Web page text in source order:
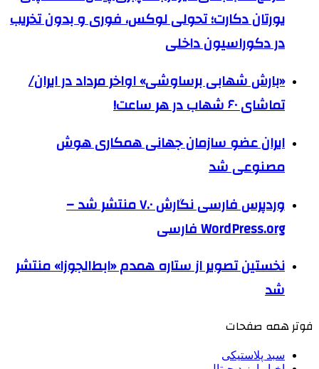
یورتان دکارت؛ تحولی لوکس، فوری و بدون تخریب
در دکوراسیون داخلی
«بارش شهابی برساوشی» اواخر مرداد در ایران/
تماشای ۶۰ شهاب در هر ساعت!
ایران عضو سازمان جهانی همکاری هوش
مصنوعی شد
وردپرس فارسی نگارش ۷.۰ منتشر شد –
WordPress.org فارسی
نخستین تصویر از ستاره همدم «ابط‌الجوزا» منتشر
شد
فوتر همه صفحات
سبد پلاستیکی